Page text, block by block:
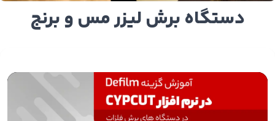
دستگاه برش لیزر مس و برنج